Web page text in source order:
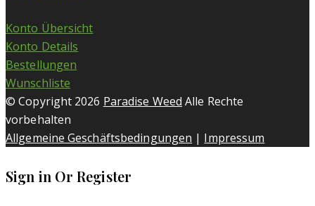
Konto Übersicht
Konto Details
Bestellungen
Wunschliste
© Copyright 2026 Paradise Weed Alle Rechte
vorbehalten
Allgemeine Geschäftsbedingungen | Impressum
Sign in Or Register